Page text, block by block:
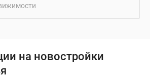
округа Люберцы. Недалеко от
автобусов и маршруток,
на новостройки